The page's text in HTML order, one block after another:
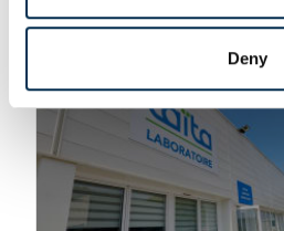
Deny
Article